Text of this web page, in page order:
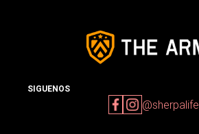
SIGUENOS
@sherpalife